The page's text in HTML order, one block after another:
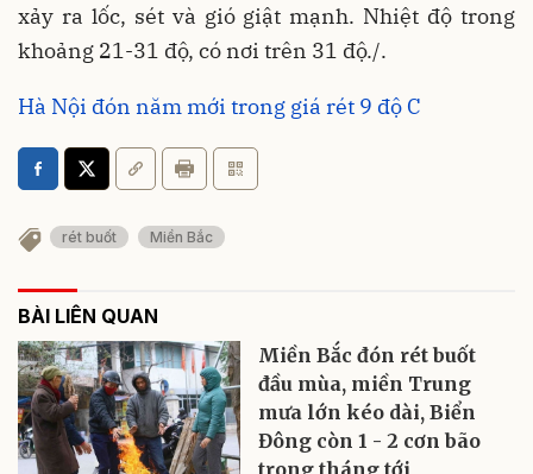
xảy ra lốc, sét và gió giật mạnh. Nhiệt độ trong
khoảng 21-31 độ, có nơi trên 31 độ./.
Hà Nội đón năm mới trong giá rét 9 độ C
rét buốt Miền Bắc
BÀI LIÊN QUAN
Miền Bắc đón rét buốt
đầu mùa, miền Trung
mưa lớn kéo dài, Biển
Đông còn 1 - 2 cơn bão
trong tháng tới